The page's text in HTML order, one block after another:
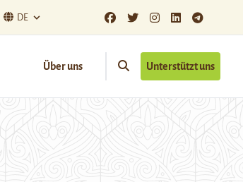
DE
Über uns Unterstützt uns